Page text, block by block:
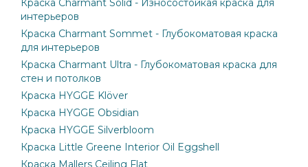
Краска Charmant Solid - Износостойкая краска для
интерьеров
Краска Charmant Sommet - Глубокоматовая краска
для интерьеров
Краска Charmant Ultra - Глубокоматовая краска для
стен и потолков
Краска HYGGE Klöver
Краска HYGGE Obsidian
Краска HYGGE Silverbloom
Краска Little Greene Interior Oil Eggshell
Краска Mallers Ceiling Flat